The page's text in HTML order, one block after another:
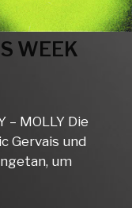
WEEK
– MOLLY Die
Gervais und
um